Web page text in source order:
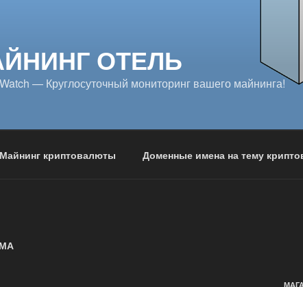
ОТЕЛЬ
— Круглосуточный мониторинг вашего майнинга!
Майнинг криптовалюты Доменные имена на тему